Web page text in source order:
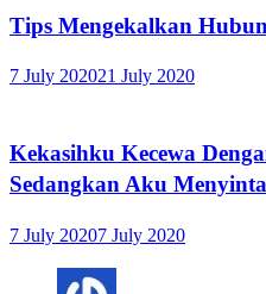
Tips Mengekalkan
7 July 202021 July 2020
Kekasihku Kecewa
Sedangkan Aku
7 July 20207 July 2020